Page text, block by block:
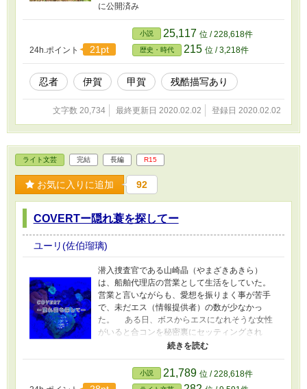
に公開済み
24h.ポイント 21pt
小説 25,117 位 / 228,618件
歴史・時代 215 位 / 3,218件
忍者 伊賀 甲賀 残酷描写あり
文字数 20,734 最終更新日 2020.02.02 登録日 2020.02.02
ライト文芸 完結 長編 R15
お気に入りに追加 92
COVERTー隠れ蓑を探してー
ユーリ(佐伯瑠璃)
潜入捜査官である山崎晶（やまざきあきら）
は、船舶代理店の営業として生活をしていた。
営業と言いながらも、愛想を振りまく事が苦手
で、未だエス（情報提供者）の数が少なかっ
た。 ある日、ボスからエスになれそうな女性
がいると合コンを秘密裏にセッティングされ
た。山口夏恋（やまぐちかれん）という女性は
よいエスに育つだろうとボスに言われる。彼女
をエスにするかはゆっくりと考えればいい。そ
う思っていた矢先に事件は起きた。 潜入先
小説 21,789 位 / 228,618件